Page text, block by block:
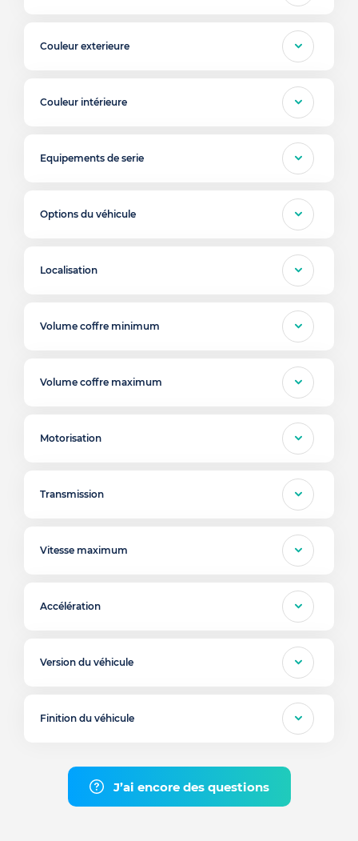
Couleur exterieure
Couleur intérieure
Equipements de serie
Options du véhicule
Localisation
Volume coffre minimum
Volume coffre maximum
Motorisation
Transmission
Vitesse maximum
Accélération
Version du véhicule
Finition du véhicule
J’ai encore des questions